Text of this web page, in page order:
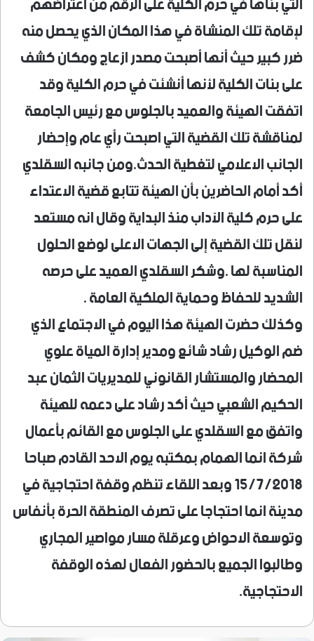
لإقامة تلك المنشاة في هذا المكان الذي يحصل منه
ضرر كبير حيث أنها أصبحت مصدر ازعاج ومكان كشف
على بنات الكلية لأنها أنشئت في حرم الكلية وقد
اتفقت الهيئة والعميد بالجلوس مع رئيس الجامعة
لمناقشة تلك القضية التي اصبحت رأي عام وإحضار
الجانب الاعلامي لتغطية الحدث.ومن جانبه السقلدي
أكد أمام الحاضرين بأن الهيئة تتابع قضية الاعتداء
على حرم كلية الآداب منذ البداية وقال انه مستعد
لنقل تلك القضية إلى الجهات الاعلى لوضع الحلول
المناسبة لها .وشكر السقلدي العميد على حرصه
الشديد للحفاظ وحماية الملكية العامة .
وكذلك حضرت الهيئة هذا اليوم في الاجتماع الذي
ضم الوكيل رشاد شائع ومدير إدارة المياة علوي
المحضار والمستشار القانوني للمديريات الثمان عبد
الحكيم الشعبي حيث أكد رشاد على دعمه للهيئة
واتفق مع السقلدي على الجلوس مع القائم بأعمال
شركة انما الهمام بمكتبه يوم الاحد القادم صباحا
15/7/2018 وبعد اللقاء تنظم وقفة احتجاجية في
مدينة انما احتجاجا على تصرف المنطقة الحرة بأنفاس
وتوسعة الاحواض وعرقلة مسار مواصير المجاري
وطالبوا الجميع بالحضور الفعال لهذه الوقفة
الاحتجاجية.